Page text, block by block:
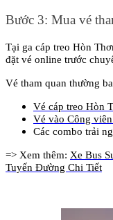
Bước 3: Mua vé
Tại ga cáp treo Hòn
đặt vé online trước
Vé tham quan thường
Vé cáp treo Hòn
Vé vào Công
Các combo trải
=> Xem thêm: Xe Bus
Tuyến Đường Chi Tiết